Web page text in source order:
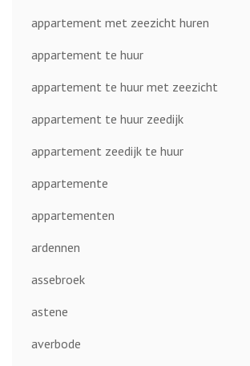
appartement met zeezicht huren
appartement te huur
appartement te huur met zeezicht
appartement te huur zeedijk
appartement zeedijk te huur
appartemente
appartementen
ardennen
assebroek
astene
averbode